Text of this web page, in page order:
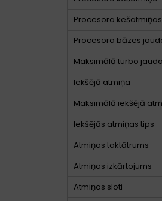
Procesora
Procesora bāzes
Maksimālā turbo jauda
Iekšējā atmiņa
Maksimālā iekšējā
Iekšējās atmiņas tips
Atmiņas taktātrums
Atmiņas izkārtojums
Atmiņas sloti